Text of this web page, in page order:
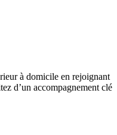
à domicile en rejoignant
d’un accompagnement clé